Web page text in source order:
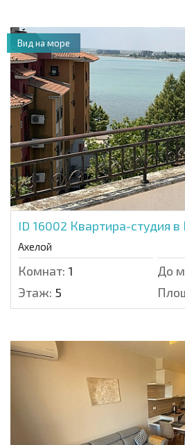
ID 16002 Квартира-студия
Ахелой
Комнат: 1 До
Этаж: 5
Вид на море